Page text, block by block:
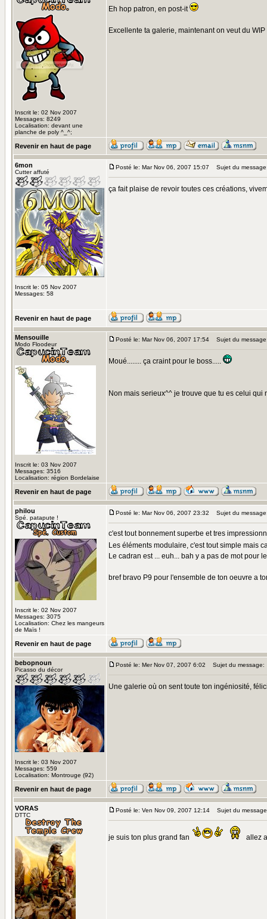
Inscrit le: 02 Nov 2007
Messages: 8249
Localisation: devant une
planche de poly ^_^;
Eh hop patron, en post-it
Excellente ta galerie, maintenant on veut du WIP
Revenir en haut de page
6mon
Cutter affuté
Inscrit le: 05 Nov 2007
Messages: 58
Posté le: Mar Nov 06, 2007 15:07 Sujet du
ça fait plaise de revoir toutes ces créations,
Revenir en haut de page
Mensouille
Modo Floodeur
Inscrit le: 03 Nov 2007
Messages: 3516
Localisation: région Bordelaise
Posté le: Mar Nov 06, 2007 17:54 Sujet du
Moué........ ça craint pour le boss.....
Non mais serieux^^ je trouve que tu es celui
Revenir en haut de page
philou
Spé. patapute !
Inscrit le: 02 Nov 2007
Messages: 3075
Localisation: Chez les mangeurs
de Maïs !
Posté le: Mar Nov 06, 2007 23:32 Sujet du
c'est tout bonnement superbe et tres
Les éléments modulaire, c'est tout simple mais
Le cadran est ... euh... bah y a pas de mot pour
bref bravo P9 pour l'ensemble de ton oeuvre a
Revenir en haut de page
bebopnoun
Picasso du décor
Inscrit le: 03 Nov 2007
Messages: 559
Localisation: Montrouge (92)
Posté le: Mer Nov 07, 2007 6:02 Sujet du message:
Une galerie où on sent toute ton ingéniosité,
Revenir en haut de page
VORAS
DTTC
Posté le: Ven Nov 09, 2007 12:14 Sujet du
je suis ton plus grand fan allez